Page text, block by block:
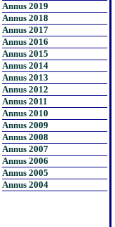
Annus 2019
Annus 2018
Annus 2017
Annus 2016
Annus 2015
Annus 2014
Annus 2013
Annus 2012
Annus 2011
Annus 2010
Annus 2009
Annus 2008
Annus 2007
Annus 2006
Annus 2005
Annus 2004